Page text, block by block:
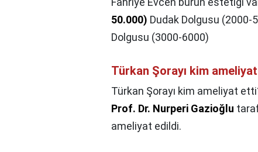
50.000) Dudak Dolgusu
Dolgusu (3000-6000)
Türkan Şorayı kim
Türkan Şorayı kim ameliyat
Prof. Dr. Nurperi Gazioğlu
ameliyat edildi.